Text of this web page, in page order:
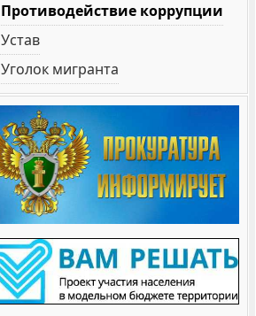
Противодействие коррупции
Устав
Уголок мигранта